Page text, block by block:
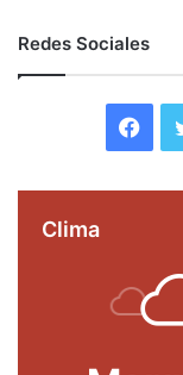
Redes Sociales
Clima